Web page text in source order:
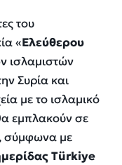
του
«Ελεύθερου
ισλαμιστών
Συρία και
με το ισλαμικό
εμπλακούν σε
σύμφωνα με
Türkiye